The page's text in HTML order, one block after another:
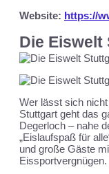
Website: https://
Die
Wer lässt sich
Stuttgart geht das
Degerloch – nahe
„Eislaufspaß für
und große Gäste
Eissportvergnügen.